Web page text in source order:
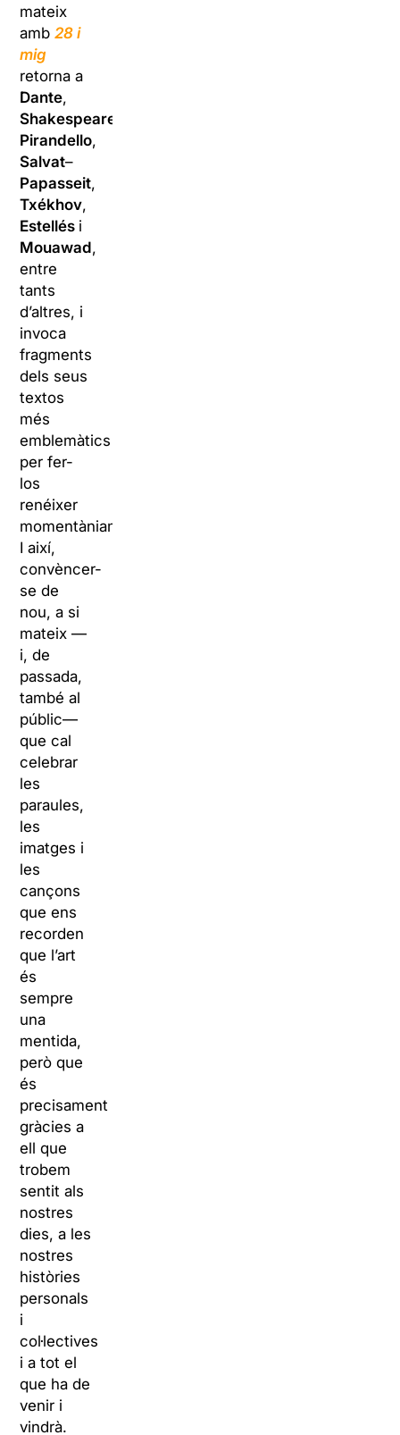
mateix
amb28 i
mig
retorna a
Dante,
Shakespeare
Pirandello,
Salvat–
Papasseit,
Txékhov,
Estellés i
Mouawad,
entre
tants
d’altres, i
invoca
fragments
dels seus
textos
més
emblemàtics
per fer-
los
renéixer
momentàniament.
I així,
convèncer-
se de
nou, a si
mateix —
i, de
passada,
també al
públic—
que cal
celebrar
les
paraules,
les
imatges i
les
cançons
que ens
recorden
que l’art
és
sempre
una
mentida,
però que
és
precisament
gràcies a
ell que
trobem
sentit als
nostres
dies, a les
nostres
històries
personals
i
col·lectives
i a tot el
que ha de
venir i
vindrà.